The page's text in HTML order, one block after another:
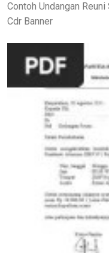
Contoh Undangan
Cdr Banner